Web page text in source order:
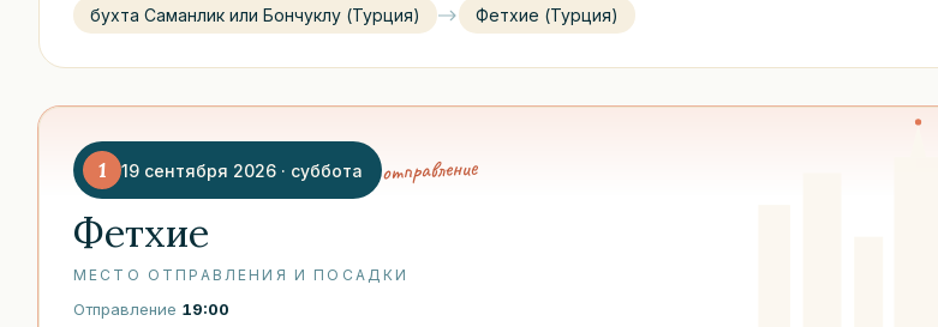
бухта Саманлик или Бончуклу (Турция)
Фетхие (Турция)
1 19 сентября 2026 · суббота отправление
Фетхие
МЕСТО ОТПРАВЛЕНИЯ И ПОСАДКИ
Отправление 19:00